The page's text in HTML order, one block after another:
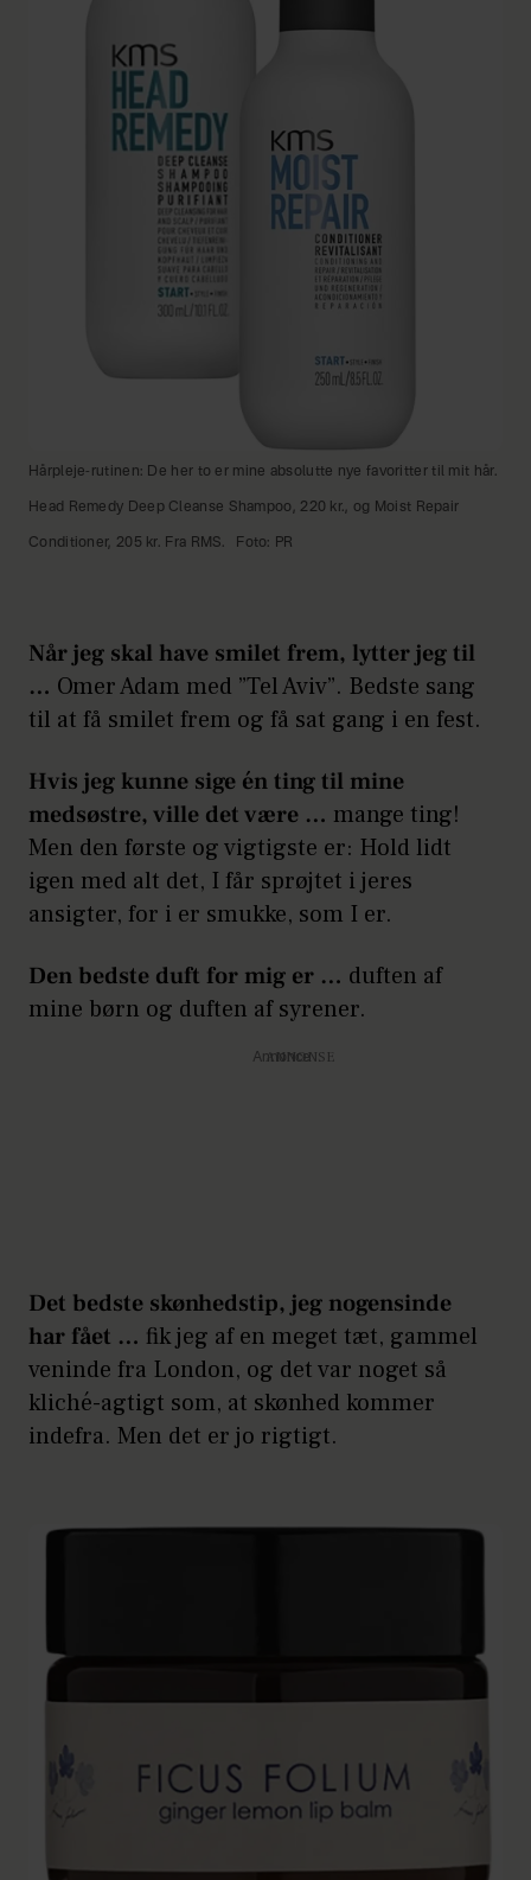
Hårpleje-rutinen: De her to er mine absolutte nye favoritter til mit hår.
Head Remedy Deep Cleanse Shampoo, 220 kr., og Moist Repair
Conditioner, 205 kr. Fra RMS. Foto: PR
Når jeg skal have smilet frem, lytter jeg til
… Omer Adam med ”Tel Aviv”. Bedste sang
til at få smilet frem og få sat gang i en fest.
Hvis jeg kunne sige én ting til mine
medsøstre, ville det være … mange ting!
Men den første og vigtigste er: Hold lidt
igen med alt det, I får sprøjtet i jeres
ansigter, for i er smukke, som I er.
Den bedste duft for mig er … duften af
mine børn og duften af syrener.
Annonce
Det bedste skønhedstip, jeg nogensinde
har fået … fik jeg af en meget tæt, gammel
veninde fra London, og det var noget så
kliché-agtigt som, at skønhed kommer
indefra. Men det er jo rigtigt.